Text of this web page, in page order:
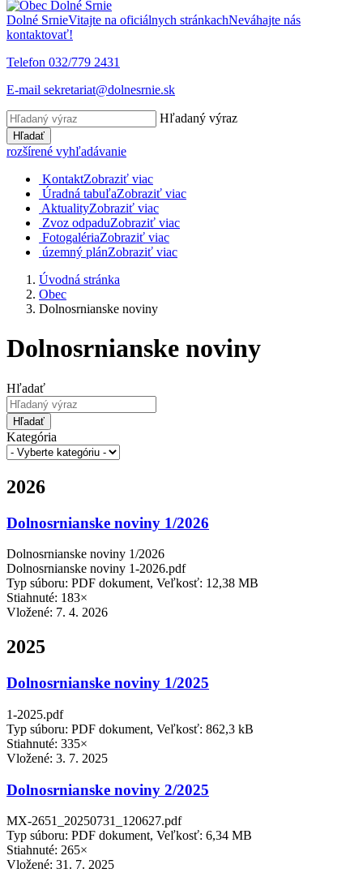
Dolné SrnieVitajte na oficiálnych stránkachNeváhajte nás
kontaktovať!
Telefon 032/779 2431
E-mail sekretariat@dolnesrnie.sk
Hľadaný výraz
Hľadať
rozšírené vyhľadávanie
KontaktZobraziť viac
Úradná tabuľaZobraziť viac
AktualityZobraziť viac
Zvoz odpaduZobraziť viac
FotogalériaZobraziť viac
územný plánZobraziť viac
Úvodná stránka
Obec
Dolnosrnianske noviny
Dolnosrnianske noviny
Hľadať
Hľadať
Kategória
2026
Dolnosrnianske noviny 1/2026
Dolnosrnianske noviny 1/2026
Dolnosrnianske noviny 1-2026.pdf
Typ súboru: PDF dokument, Veľkosť: 12,38 MB
Stiahnuté: 183×
Vložené: 7. 4. 2026
2025
Dolnosrnianske noviny 1/2025
1-2025.pdf
Typ súboru: PDF dokument, Veľkosť: 862,3 kB
Stiahnuté: 335×
Vložené: 3. 7. 2025
Dolnosrnianske noviny 2/2025
MX-2651_20250731_120627.pdf
Typ súboru: PDF dokument, Veľkosť: 6,34 MB
Stiahnuté: 265×
Vložené: 31. 7. 2025